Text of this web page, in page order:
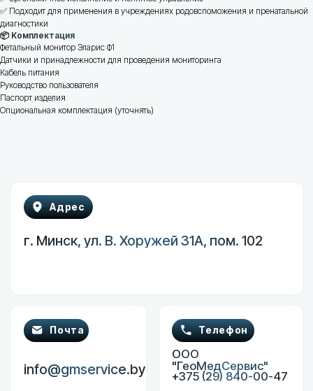
✅ Подходит для применения в учреждениях родовспоможения и пренатальной
диагностики
📦 Комплектация
Фетальный монитор Эларис Ф1
Датчики и принадлежности для проведения мониторинга
Кабель питания
Руководство пользователя
Паспорт изделия
Опциональная комплектация (уточнять)
Отдел продаж
Разработка сайта
Политика конфиденциальности
Пользовательское соглашение
Фетальные мониторы
Лазерные аппараты
Наркозно-дыхательные
аппараты
Электрокардиографы